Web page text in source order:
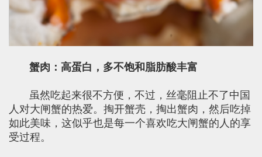
蟹肉：高蛋白，多不饱和脂肪酸丰富
虽然吃起来很不方便，不过，丝毫阻止不了中国
人对大闸蟹的热爱。掏开蟹壳，掏出蟹肉，然后吃掉
如此美味，这似乎也是每一个喜欢吃大闸蟹的人的享
受过程。